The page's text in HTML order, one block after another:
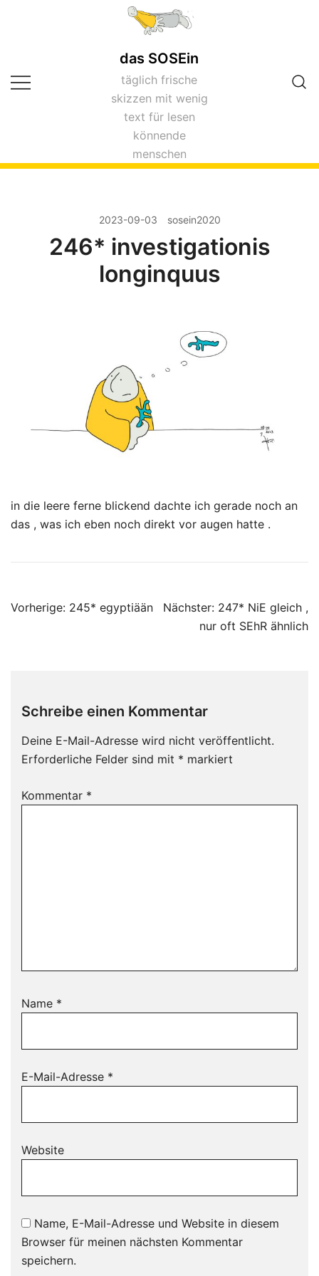
das SOSEin
täglich frische
skizzen mit wenig
text für lesen
könnende
menschen
2023-09-03 sosein2020
246* investigationis
longinquus
in die leere ferne blickend dachte ich gerade noch an
das , was ich eben noch direkt vor augen hatte .
Beitragsnavigation
Vorherige: 245* egyptiään Nächster: 247* NiE gleich ,
nur oft SEhR ähnlich
Schreibe einen Kommentar
Deine E-Mail-Adresse wird nicht veröffentlicht.
Erforderliche Felder sind mit * markiert
Kommentar *
Name *
E-Mail-Adresse *
Website
Name, E-Mail-Adresse und Website in diesem
Browser für meinen nächsten Kommentar
speichern.